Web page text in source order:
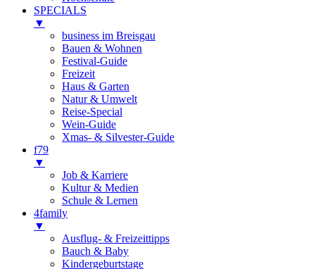
SPECIALS
▼
business im Breisgau
Bauen & Wohnen
Festival-Guide
Freizeit
Haus & Garten
Natur & Umwelt
Reise-Special
Wein-Guide
Xmas- & Silvester-Guide
f79
▼
Job & Karriere
Kultur & Medien
Schule & Lernen
4family
▼
Ausflug- & Freizeittipps
Bauch & Baby
Kindergeburtstage